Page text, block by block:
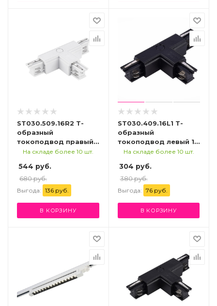
ST030.509.16R2 Т-
образный
токоподвод правый
2 для трехфазного
Luce Белый
Трехфазная трековая
система
На складе более 10 шт.
544 руб.
680 руб.
Выгода: 136 руб.
В КОРЗИНУ
ST030.409.16L1 Т-
образный
токоподвод левый 1
для трехфазного
Luce Черный
Трехфазная трековая
система
На складе более 10 шт.
304 руб.
380 руб.
Выгода: 76 руб.
В КОРЗИНУ